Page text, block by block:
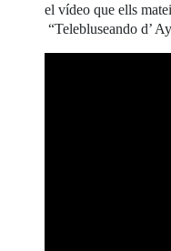
el vídeo que ells
“Telebluseando d’